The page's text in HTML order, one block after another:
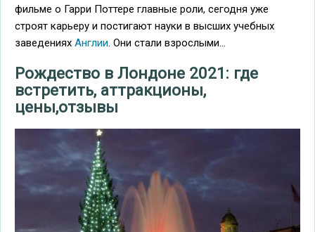
фильме о Гарри Поттере главные роли, сегодня уже
строят карьеру и постигают науки в высших учебных
заведениях Англии. Они стали взрослыми...
Рождество в Лондоне 2021: где
встретить, аттракционы,
цены,отзывы